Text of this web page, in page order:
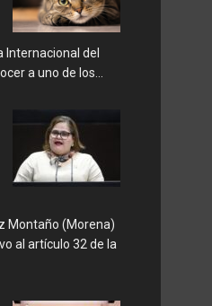
Internacional del
a uno de los...
Montaño (Morena)
al artículo 32 de la